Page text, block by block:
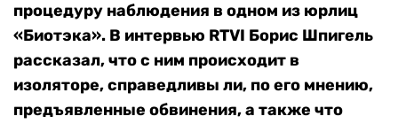
процедуру наблюдения в одном из юрлиц
«Биотэка». В интервью RTVI Борис Шпигель
рассказал, что с ним происходит в
изоляторе, справедливы ли, по его мнению,
предъявленные обвинения, а также что